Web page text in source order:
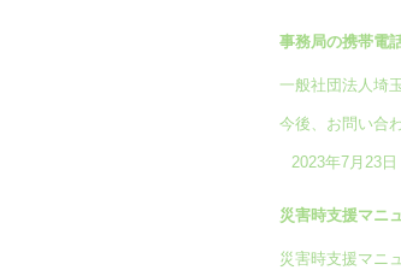
事務局の携帯電
一般社団法人埼
今後、お問い合
2023年7月23日
災害時支援マニ
災害時支援マニ